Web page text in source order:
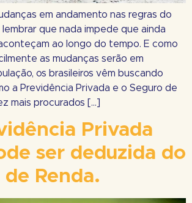
em andamento nas regras do
lembrar que nada impede que ainda
ao longo do tempo. E como
as mudanças serão em
os brasileiros vêm buscando
a Previdência Privada e o Seguro de
mais procurados […]
Privada
ser deduzida do
de Renda.